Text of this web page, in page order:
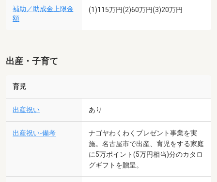
補助／助成金上限金
額
(1)115万円(2)60万円(3)20万円
出産・子育て
育児
出産祝い あり
出産祝い-備考
ナゴヤわくわくプレゼント事業を実
施。名古屋市で出産、育児をする家庭
に5万ポイント(5万円相当)分のカタロ
グギフトを贈呈。